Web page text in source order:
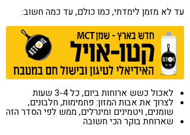
עד לא מזמן לימדתי, כמו כולם, עד כמה חשוב:
לאכול כשש ארוחות ביום, כל 3-4 שעות
לצרוך את אבות המזון: פחמימות, חלבונים,
שומנים, ויטמינים ומינרלים, ממש לפי הסדר הזה
שארוחת בוקר הכי חשובה